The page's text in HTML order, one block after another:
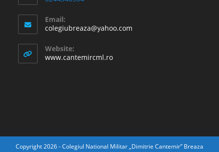
Email:
colegiubreaza@yahoo.com
Website:
www.cantemircml.ro
Copyright 2026 - Colegiul National Militar „Dimitrie Cantemir” Breaza